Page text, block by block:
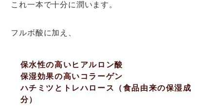
これ一本で十分に潤います。
フルボ酸に加え、
保水性の高いヒアルロン酸
保湿効果の高いコラーゲン
ハチミツとトレハロース（食品由来の保湿成
分）